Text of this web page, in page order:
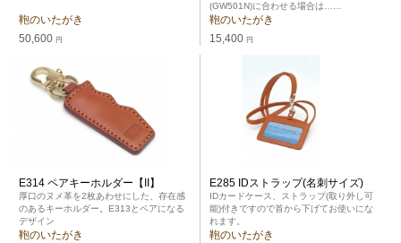
鞄のいたがき
50,600 円
(GW501N)に合わせる場合は……
鞄のいたがき
15,400 円
E314 ペアキーホルダー【II】
厚口のヌメ革を2枚あわせにした、存在感
のあるキーホルダー。E313とペアになる
デザイン
鞄のいたがき
E285 IDストラップ(名刺サイズ)
IDカードケース、ストラップ(取り外し可
能)付きですので首から下げてお使いにな
れます。
鞄のいたがき